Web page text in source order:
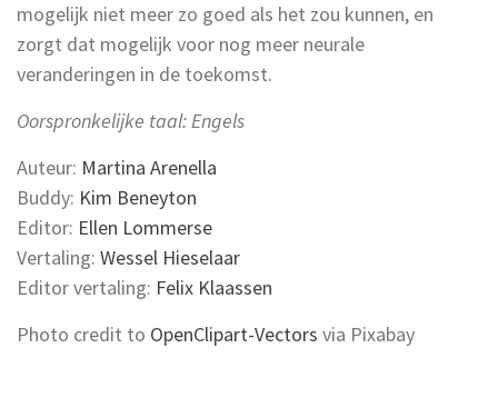
mogelijk niet meer zo goed als het zou kunnen, en
zorgt dat mogelijk voor nog meer neurale
veranderingen in de toekomst.
Oorspronkelijke taal: Engels
Auteur: Martina Arenella
Buddy: Kim Beneyton
Editor: Ellen Lommerse
Vertaling: Wessel Hieselaar
Editor vertaling: Felix Klaassen
Photo credit to OpenClipart-Vectors via Pixabay